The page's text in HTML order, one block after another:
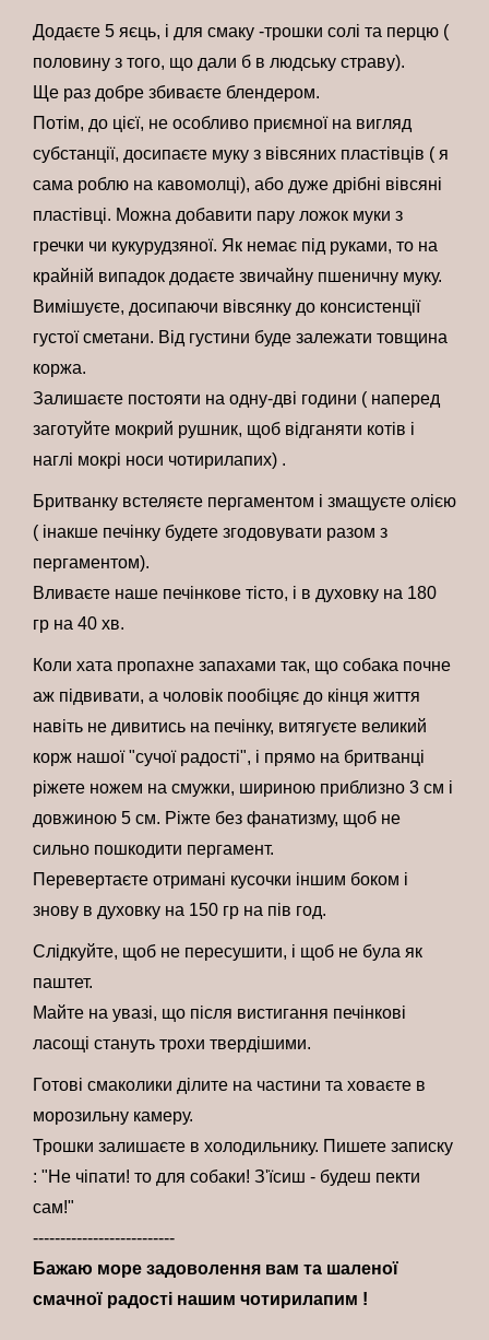
Додаєте 5 яєць, і для смаку -трошки солі та перцю (
половину з того, що дали б в людську страву).
Ще раз добре збиваєте блендером.
Потім, до цієї, не особливо приємної на вигляд
субстанції, досипаєте муку з вівсяних пластівців ( я
сама роблю на кавомолці), або дуже дрібні вівсяні
пластівці. Можна добавити пару ложок муки з
гречки чи кукурудзяної. Як немає під руками, то на
крайній випадок додаєте звичайну пшеничну муку.
Вимішуєте, досипаючи вівсянку до консистенції
густої сметани. Від густини буде залежати товщина
коржа.
Залишаєте постояти на одну-дві години ( наперед
заготуйте мокрий рушник, щоб відганяти котів і
наглі мокрі носи чотирилапих) .
Бритванку встеляєте пергаментом і змащуєте олією
( інакше печінку будете згодовувати разом з
пергаментом).
Вливаєте наше печінкове тісто, і в духовку на 180
гр на 40 хв.
Коли хата пропахне запахами так, що собака почне
аж підвивати, а чоловік пообіцяє до кінця життя
навіть не дивитись на печінку, витягуєте великий
корж нашої "сучої радості", і прямо на бритванці
ріжете ножем на смужки, шириною приблизно 3 см і
довжиною 5 см. Ріжте без фанатизму, щоб не
сильно пошкодити пергамент.
Перевертаєте отримані кусочки іншим боком і
знову в духовку на 150 гр на пів год.
Слідкуйте, щоб не пересушити, і щоб не була як
паштет.
Майте на увазі, що після вистигання печінкові
ласощі стануть трохи твердішими.
Готові смаколики ділите на частини та ховаєте в
морозильну камеру.
Трошки залишаєте в холодильнику. Пишете записку
: "Не чіпати! то для собаки! З'їсиш - будеш пекти
сам!"
--------------------------
Бажаю море задоволення вам та шаленої
смачної радості нашим чотирилапим !